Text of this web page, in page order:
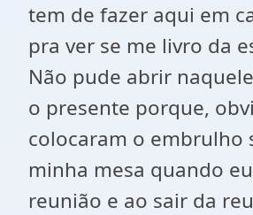
tem de fazer aqui em
pra ver se me livro da
Não pude abrir
o presente porque,
colocaram o embrulho
minha mesa quando
reunião e ao sair da